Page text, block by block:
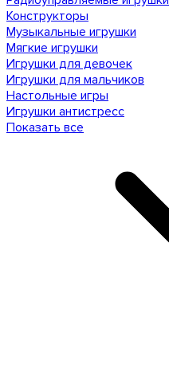
Конструкторы
Музыкальные игрушки
Мягкие игрушки
Игрушки для девочек
Игрушки для мальчиков
Настольные игры
Игрушки антистресс
Показать все